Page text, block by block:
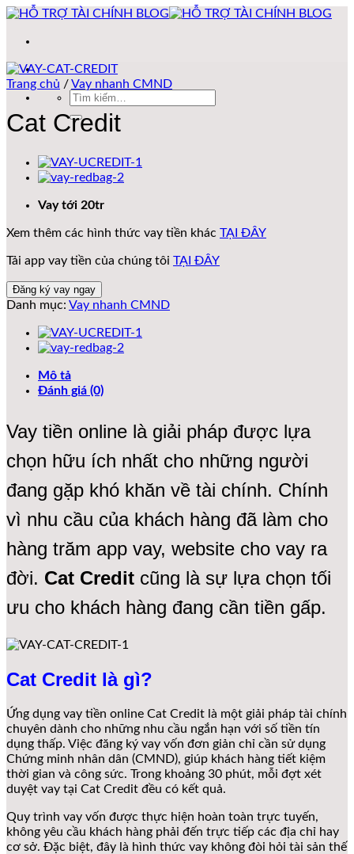
Bỏ
Tìm
Trang chủ /Vay nhanh CMND
Cat Credit
Vay tới 20tr
Xem thêm các hình thức vay tiền khác TẠI ĐÂY
Tải app vay tiền của chúng tôi TẠI ĐÂY
Đăng ký vay ngay
Danh mục: Vay nhanh CMND
Mô tả
Đánh giá (0)
Vay tiền online là giải pháp được lựa
chọn hữu ích nhất cho những người
đang gặp khó khăn về tài chính. Chính
vì nhu cầu của khách hàng đã làm cho
hàng trăm app vay, website cho vay ra
đời. Cat Credit cũng là sự lựa chọn tối
ưu cho khách hàng đang cần tiền gấp.
Cat Credit là gì?
Ứng dụng vay tiền online Cat Credit là một giải pháp tài chính
chuyên dành cho những nhu cầu ngắn hạn với số tiền tín
dụng thấp. Việc đăng ký vay vốn đơn giản chỉ cần sử dụng
Chứng minh nhân dân (CMND), giúp khách hàng tiết kiệm
thời gian và công sức. Trong khoảng 30 phút, mỗi đợt xét
duyệt vay tại Cat Credit đều có kết quả.
Quy trình vay vốn được thực hiện hoàn toàn trực tuyến,
không yêu cầu khách hàng phải đến trực tiếp các địa chỉ hay
cơ sở. Đặc biệt, đây là hình thức vay không đòi hỏi tài sản thế